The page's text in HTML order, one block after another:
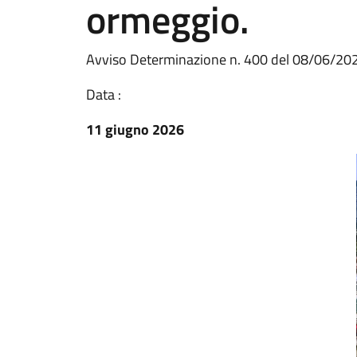
ormeggio.
Avviso Determinazione n. 400 del 08/06/
Data :
11 giugno 2026